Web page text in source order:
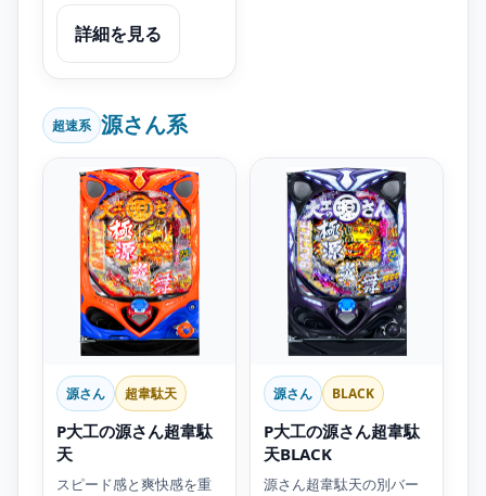
詳細を見る
超速系 源さん系
源さん 超韋駄天
P大工の源さん超韋駄
天
スピード感と爽快感を重
源さん BLACK
P大工の源さん超韋駄
天BLACK
源さん超韋駄天の別バー